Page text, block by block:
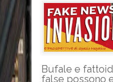
Bufale e
false possono